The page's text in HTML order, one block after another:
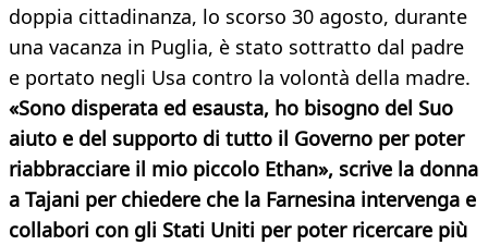
doppia cittadinanza, lo scorso 30 agosto, durante
una vacanza in Puglia, è stato sottratto dal padre
e portato negli Usa contro la volontà della madre.
«Sono disperata ed esausta, ho bisogno del Suo
aiuto e del supporto di tutto il Governo per poter
riabbracciare il mio piccolo Ethan», scrive la donna
a Tajani per chiedere che la Farnesina intervenga e
collabori con gli Stati Uniti per poter ricercare più